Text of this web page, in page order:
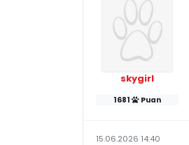
skygirl
1681 Puan
15.06.2026 14:40